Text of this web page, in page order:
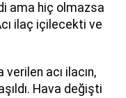
ama hiç olmazsa
ilaç içilecekti ve
verilen acı ilacın,
Hava değişti